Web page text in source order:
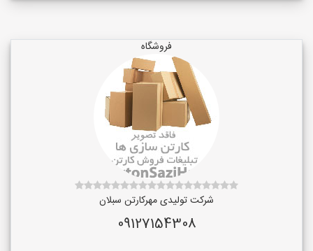
فروشگاه
شرکت تولیدی مهرکارتن سبلان
09127154308